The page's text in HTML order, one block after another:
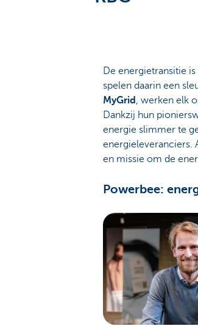
De energietransitie
spelen daarin een
MyGrid
, werken elk
Dankzij hun
energie slimmer te
energieleveranciers.
en missie om de
Powerbee: